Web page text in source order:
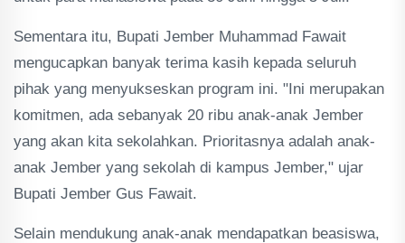
Sementara itu, Bupati Jember Muhammad Fawait
mengucapkan banyak terima kasih kepada seluruh
pihak yang menyukseskan program ini. "Ini merupakan
komitmen, ada sebanyak 20 ribu anak-anak Jember
yang akan kita sekolahkan. Prioritasnya adalah anak-
anak Jember yang sekolah di kampus Jember," ujar
Bupati Jember Gus Fawait.
Selain mendukung anak-anak mendapatkan beasiswa,